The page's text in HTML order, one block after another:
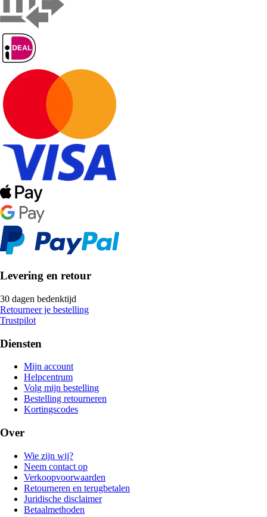
Levering en retour
30 dagen bedenktijd
Retourneer je bestelling
Trustpilot
Diensten
Mijn account
Helpcentrum
Volg mijn bestelling
Bestelling retourneren
Kortingscodes
Over
Wie zijn wij?
Neem contact op
Verkoopvoorwaarden
Retourneren en terugbetalen
Juridische disclaimer
Betaalmethoden